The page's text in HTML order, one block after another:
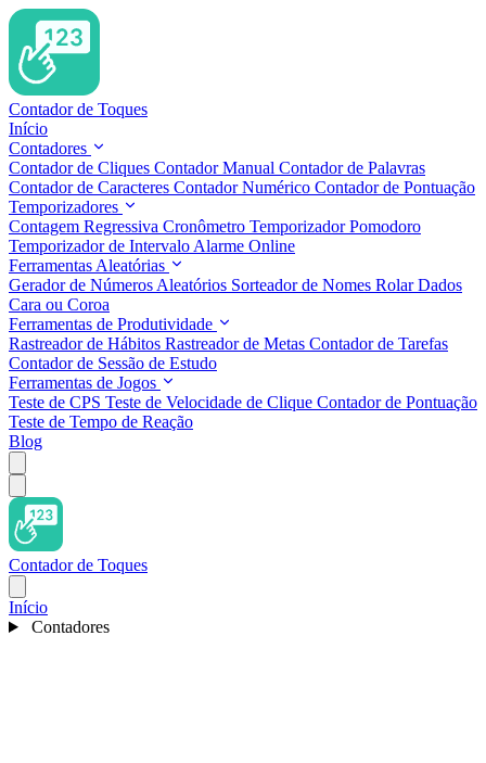
Contador de Toques
Início
Contadores
Contador de Cliques Contador Manual Contador de Palavras
Contador de Caracteres Contador Numérico Contador de Pontuação
Temporizadores
Contagem Regressiva Cronômetro Temporizador Pomodoro
Temporizador de Intervalo Alarme Online
Ferramentas Aleatórias
Gerador de Números Aleatórios Sorteador de Nomes Rolar Dados
Cara ou Coroa
Ferramentas de Produtividade
Rastreador de Hábitos Rastreador de Metas Contador de Tarefas
Contador de Sessão de Estudo
Ferramentas de Jogos
Teste de CPS Teste de Velocidade de Clique Contador de Pontuação
Teste de Tempo de Reação
Blog
Contador de Toques
Início
Contadores